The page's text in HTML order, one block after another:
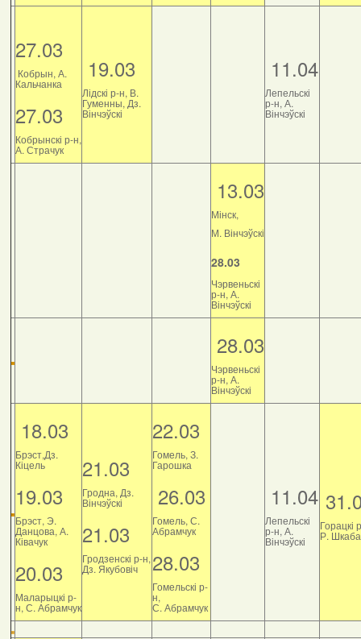
27.03
Кобрын, А.
Кальчанка
27.03
Кобрынскі р-н,
А. Страчук
19.03
Лідскі р-н, В.
Гуменны, Дз.
Вінчэўскі
11.04
Лепельскі
р-н, А.
Вінчэўскі
13.03
Мінск,
М. Вінчэўскі
28.03
Чэрвеньскі
р-н, А.
Вінчэўскі
28.03
Чэрвеньскі
р-н, А.
Вінчэўскі
18.03
Брэст,Дз.
Кіцель
19.03
Брэст, Э.
Данцова, А.
Ківачук
20.03
Маларыцкі р-
н, С. Абрамчук
21.03
Гродна, Дз.
Вінчэўскі
21.03
Гродзенскі р-н,
Дз. Якубовіч
22.03
Гомель, З.
Гарошка
26.03
Гомель, С.
Абрамчук
28.03
Гомельскі р-
н,
С. Абрамчук
11.04
Лепельскі
р-н, А.
Вінчэўскі
Горацкі
Р.